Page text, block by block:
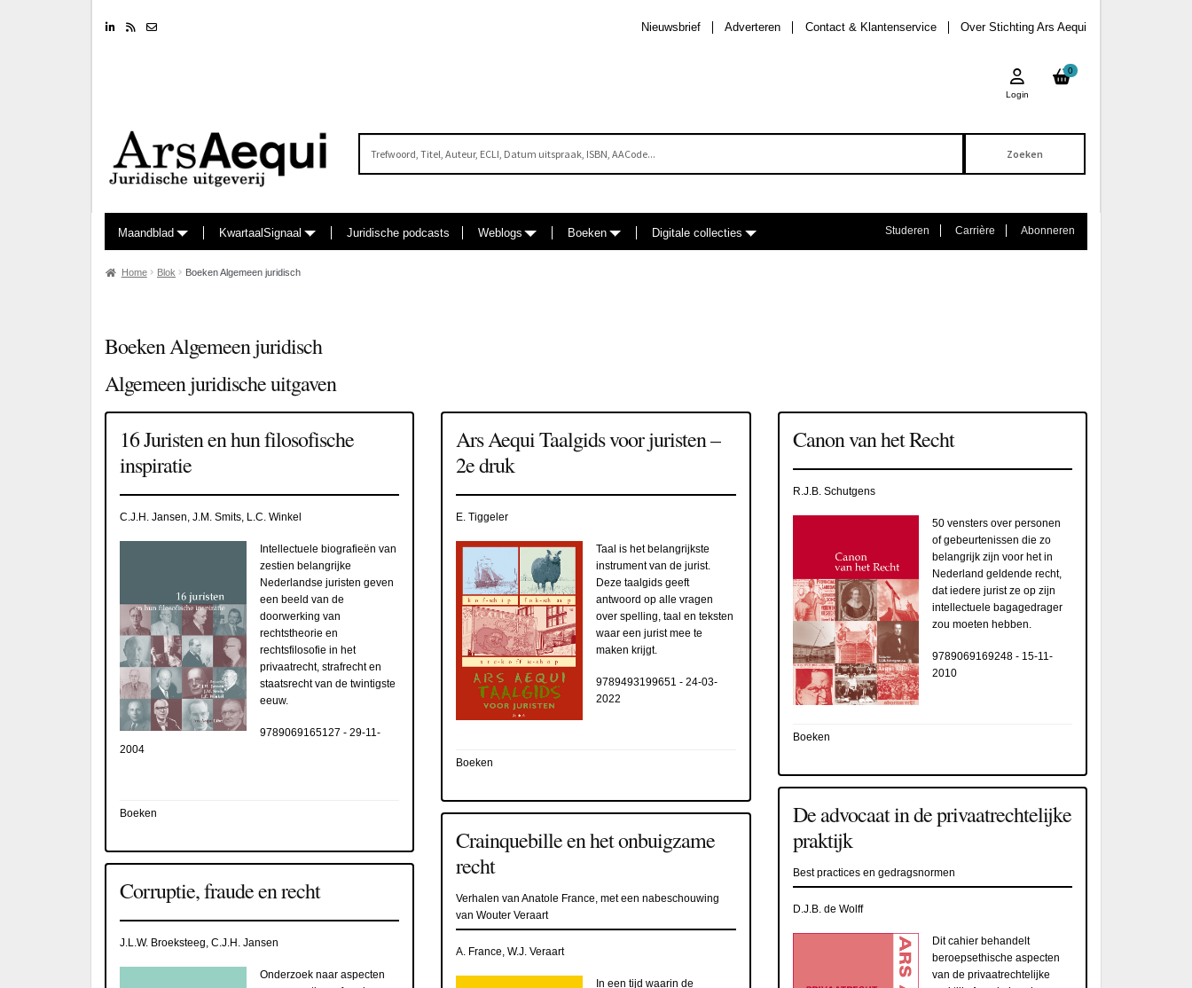
LinkedinRSS feed Over Stichting Ars Aequi
Contact & Klantenservice
Adverteren
Nieuwsbrief
0
Login
Maandblad KwartaalSignaal Juridische podcasts Weblogs Boeken Digitale collecties Studeren Carrière Abonneren
Home Blok Boeken Algemeen juridisch
Boeken Algemeen juridisch
Algemeen juridische uitgaven
16 Juristen en hun filosofische
inspiratie
C.J.H. Jansen, J.M. Smits, L.C. Winkel
Intellectuele biografieën van
zestien belangrijke
Nederlandse juristen geven
een beeld van de
doorwerking van
rechtstheorie en
rechtsfilosofie in het
privaatrecht, strafrecht en
staatsrecht van de twintigste
eeuw.
9789069165127 - 29-11-
2004
Boeken
Corruptie, fraude en recht
J.L.W. Broeksteeg, C.J.H. Jansen
Onderzoek naar aspecten
Ars Aequi Taalgids voor juristen –
2e druk
E. Tiggeler
Taal is het belangrijkste
instrument van de jurist.
Deze taalgids geeft
antwoord op alle vragen
over spelling, taal en teksten
waar een jurist mee te
maken krijgt.
9789493199651 - 24-03-
2022
Boeken
Crainquebille en het onbuigzame
recht
Verhalen van Anatole France, met een nabeschouwing
van Wouter Veraart
A. France, W.J. Veraart
In een tijd waarin de
Canon van het Recht
R.J.B. Schutgens
50 vensters over personen
of gebeurtenissen die zo
belangrijk zijn voor het in
Nederland geldende recht,
dat iedere jurist ze op zijn
intellectuele bagagedrager
zou moeten hebben.
9789069169248 - 15-11-
2010
Boeken
De advocaat in de privaatrechtelijke
praktijk
Best practices en gedragsnormen
D.J.B. de Wolff
Dit cahier behandelt
beroepsethische aspecten
van de privaatrechtelijke